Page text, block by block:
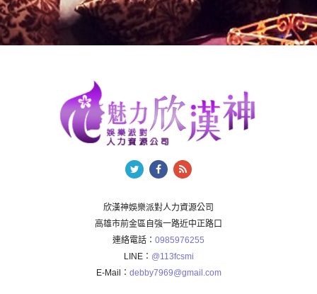
欣漢神娛樂派對人力資源公司
高雄市前金區自強一路近中正路口
連絡電話： 0985976255
LINE： @113fcsmi
E-Mail： debby7969@gmail.com